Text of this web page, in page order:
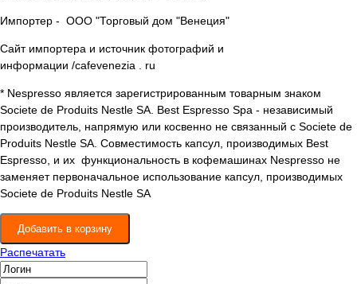
Импортер - ООО "Торговый дом "Венеция"
Сайт импортера и источник фотографий и
информации /cafevenezia . ru
* Nespresso является зарегистрированным товарным знаком
Societe de Produits Nestle SA. Best Espresso Spa - независимый
производитель, напрямую или косвенно не связанный с Societe de
Produits Nestle SA. Совместимость капсул, производимых Best
Espresso, и их функциональность в кофемашинах Nespresso не
заменяет первоначальное использование капсул, производимых
Societe de Produits Nestle SA
Распечатать